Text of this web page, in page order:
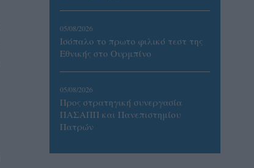
05/08/2026
Ισόπαλο το πρωτο φιλικό τεστ της
Εθνικής στο Ουρμπίνο
05/08/2026
Προς στρατηγική συνεργασία
ΠΑΣΑΠΠ και Πανεπιστημίου
Πατρών